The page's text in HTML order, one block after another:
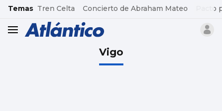
common.go-to-content
Temas Tren Celta Concierto de Abraham Mateo Pacto
header.menu.open
Vigo